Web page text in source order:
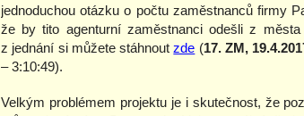
jednoduchou otázku o počtu zaměstnanců firmy
že by tito agenturní zaměstnanci odešli z
z jednání si můžete stáhnoutzde (17. ZM,
– 3:10:49).
Velkým problémem projektu je i skutečnost, že